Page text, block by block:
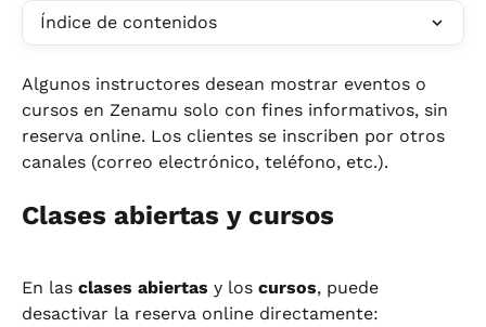
Índice de contenidos
Algunos instructores desean mostrar eventos o
cursos en Zenamu solo con fines informativos, sin
reserva online. Los clientes se inscriben por otros
canales (correo electrónico, teléfono, etc.).
Clases abiertas y cursos
En las clases abiertas y los cursos, puede
desactivar la reserva online directamente: